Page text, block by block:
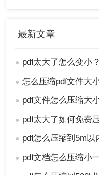
最新文章
● pdf太大了怎么变小
● 怎么压缩pdf文件大小
● pdf文件怎么压缩大
● pdf太大了如何免费
● pdf怎么压缩到5m以
● pdf文档怎么压缩小